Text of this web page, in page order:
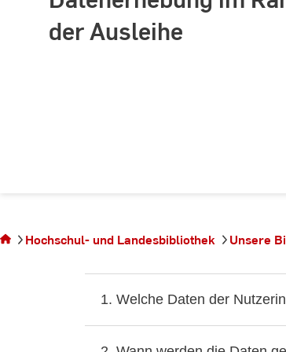
der Ausleihe
Informationen
zur
Hochschul- und Landesbibliothek Unsere
1. Welche Daten der